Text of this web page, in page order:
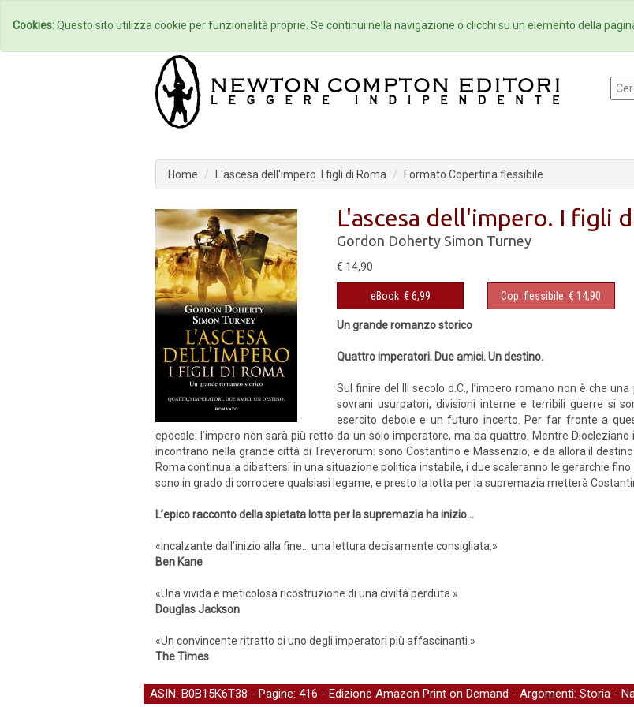
Home Autori Eventi Collane Newsletter
Home L'ascesa dell'impero. I figli di Roma Formato Copertina flessibile
L'ascesa dell'impero. I figli
Gordon Doherty Simon Turney
€ 14,90
eBook € 6,99 Cop. flessibile € 14,90
Un grande romanzo storico
Quattro imperatori. Due amici. Un destino.
Sul finire del III secolo d.C., l’impero romano non è che
sovrani usurpatori, divisioni interne e terribili guerre si
esercito debole e un futuro incerto. Per far fronte a
epocale: l’impero non sarà più retto da un solo imperatore, ma da quattro. Mentre
incontrano nella grande città di Treverorum: sono Costantino e Massenzio, e da allora il
Roma continua a dibattersi in una situazione politica instabile, i due scaleranno le gerarchie
sono in grado di corrodere qualsiasi legame, e presto la lotta per la supremazia metterà
L’epico racconto della spietata lotta per la supremazia ha inizio…
«Incalzante dall’inizio alla fine… una lettura decisamente consigliata.»
Ben Kane
«Una vivida e meticolosa ricostruzione di una civiltà perduta.»
Douglas Jackson
«Un convincente ritratto di uno degli imperatori più affascinanti.»
The Times
ASIN: B0B15K6T38 - Pagine: 416 - Edizione Amazon Print on Demand - Argomenti: Storia -
Cookies:Questo sito utilizza cookie per funzionalità proprie. Se continui nella navigazione o clicchi su un elemento della